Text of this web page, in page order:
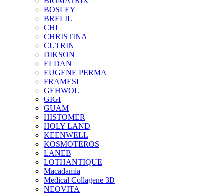
BOSLEY
BRELIL
CHI
CHRISTINA
CUTRIN
DIKSON
ELDAN
EUGENE PERMA
FRAMESI
GEHWOL
GIGI
GUAM
HISTOMER
HOLY LAND
KEENWELL
KOSMOTEROS
LANEB
LOTHANTIQUE
Macadamia
Medical Collagene 3D
NEOVITA